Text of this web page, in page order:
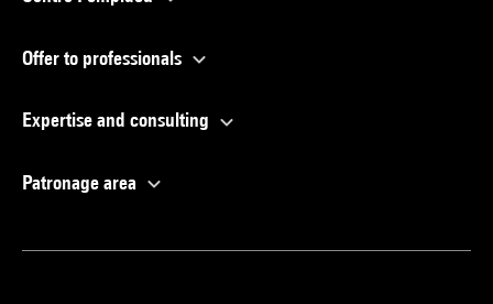
Offer to professionals
Expertise and consulting
Patronage area